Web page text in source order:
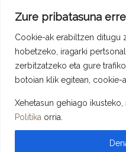
Zure pribatasuna
Cookie-ak erabiltzen ditugu
hobetzeko, iragarki
zerbitzatzeko eta gure
botoian klik egitean, cookie-
Xehetasun gehiago
Politika orria.
Copyright © 2026 ADYPE -
TemaSpaciousde ThemeGrill.